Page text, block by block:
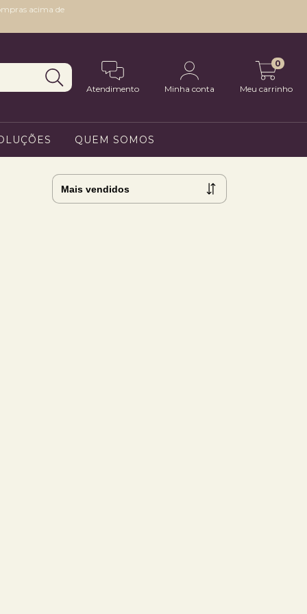
acima de
Atendimento Minha conta Meu carrinho
0
QUEM SOMOS